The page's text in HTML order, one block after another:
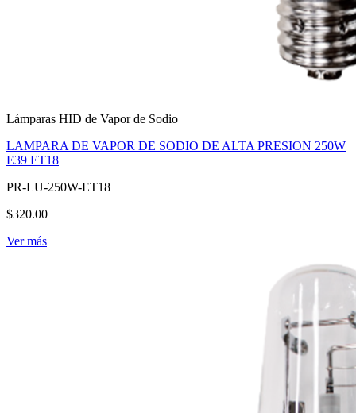
Lámparas HID de Vapor de Sodio
LAMPARA DE VAPOR DE SODIO DE ALTA PRESION 250W
E39 ET18
PR-LU-250W-ET18
$320.00
Ver más